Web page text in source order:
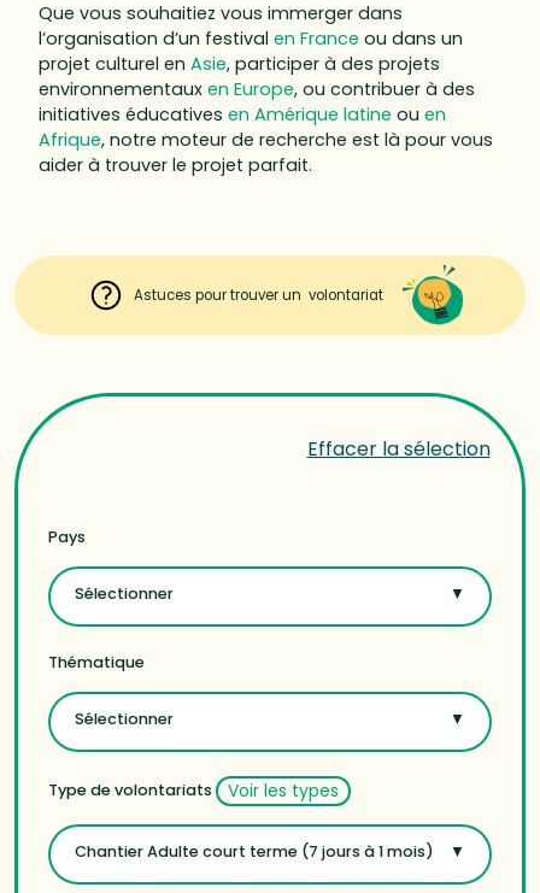
Que vous souhaitiez vous immerger dans
l’organisation d’un festival en France ou dans un
projet culturel en Asie, participer à des projets
environnementaux en Europe, ou contribuer à des
initiatives éducatives en Amérique latine ou en
Afrique, notre moteur de recherche est là pour vous
aider à trouver le projet parfait.
Astuces pour trouver un volontariat
Effacer la sélection
Pays
Sélectionner
Thématique
Sélectionner
Type de volontariats Voir les types
Chantier Adulte court terme (7 jours à 1 mois)